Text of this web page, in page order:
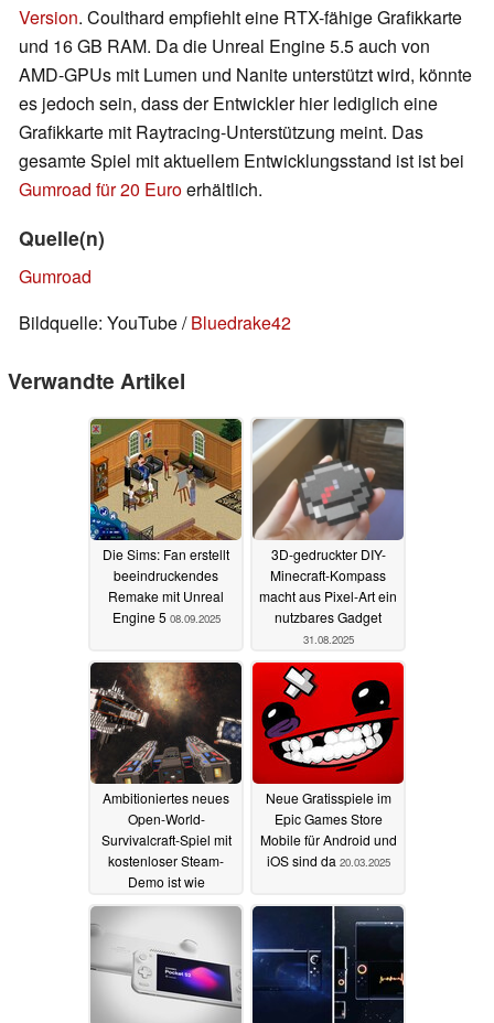
Version. Coulthard empfiehlt eine RTX-fähige Grafikkarte
und 16 GB RAM. Da die Unreal Engine 5.5 auch von
AMD-GPUs mit Lumen und Nanite unterstützt wird, könnte
es jedoch sein, dass der Entwickler hier lediglich eine
Grafikkarte mit Raytracing-Unterstützung meint. Das
gesamte Spiel mit aktuellem Entwicklungsstand ist ist bei
Gumroad für 20 Euroerhältlich.
Quelle(n)
Gumroad
Bildquelle: YouTube /Bluedrake42
Verwandte Artikel
Die Sims: Fan erstellt
beeindruckendes
Remake mit Unreal
Engine 5 08.09.2025
3D-gedruckter DIY-
Minecraft-Kompass
macht aus Pixel-Art ein
nutzbares Gadget
31.08.2025
Ambitioniertes neues
Open-World-
Survivalcraft-Spiel mit
kostenloser Steam-
Demo ist wie
Weltraum-Minecraft mit
04.06.2025
Neue Gratisspiele im
Epic Games Store
Mobile für Android und
iOS sind da 20.03.2025